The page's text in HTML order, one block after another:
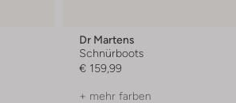
Dr Martens
Schnürboots
€ 159,99
+ mehr farben